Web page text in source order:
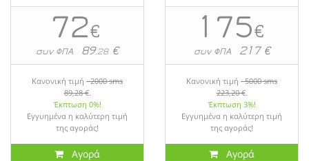
72€
συν ΦΠΑ 89.28€
Κανονική τιμή 2000 sms
89,28 €.
Έκπτωση 0%!
Εγγυημένα η καλύτερη τιμή
της αγοράς!
Αγορά
175€
συν ΦΠΑ 217 €
Κανονική τιμή 5000 sms
223,20 €.
Έκπτωση 3%!
Εγγυημένα η καλύτερη τιμή
της αγοράς!
Αγορά